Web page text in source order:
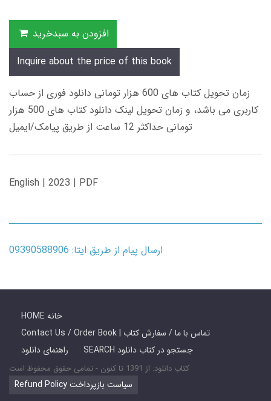
افزودن به سبدخرید
Inquire about the price of this book
زمان تحویل کتاب های 600 هزار تومانی دانلود فوری از حساب
کاربری می باشد، و زمان تحویل لینک دانلود کتاب های 500 هزار
تومانی حداکثر 12 ساعت از طریق پیامک/ایمیل
English | 2023 | PDF
ارسال پیام از طریق ایتا: 09390588906
HOME خانه
Contact Us / Order Book | تماس با ما / سفارش کتاب
راهنمای دانلود
SEARCH جستجو در کتاب دانلود
کتاب دانلود: از 1391 تا کنون - تمامی حقوق محفوظ است
Refund Policy سیاست بازپرداخت